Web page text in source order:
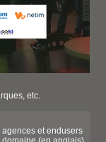
etc.
et endusers